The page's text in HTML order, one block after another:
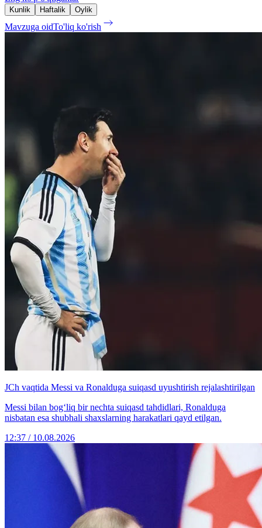
Kunlik Haftalik Oylik
Mavzuga oidTo'liq ko'rish
JCh vaqtida Messi va Ronalduga suiqasd uyushtirish rejalashtirilgan
Messi bilan bog‘liq bir nechta suiqasd tahdidlari, Ronalduga
nisbatan esa shubhali shaxslarning harakatlari qayd etilgan.
12:37 / 10.08.2026